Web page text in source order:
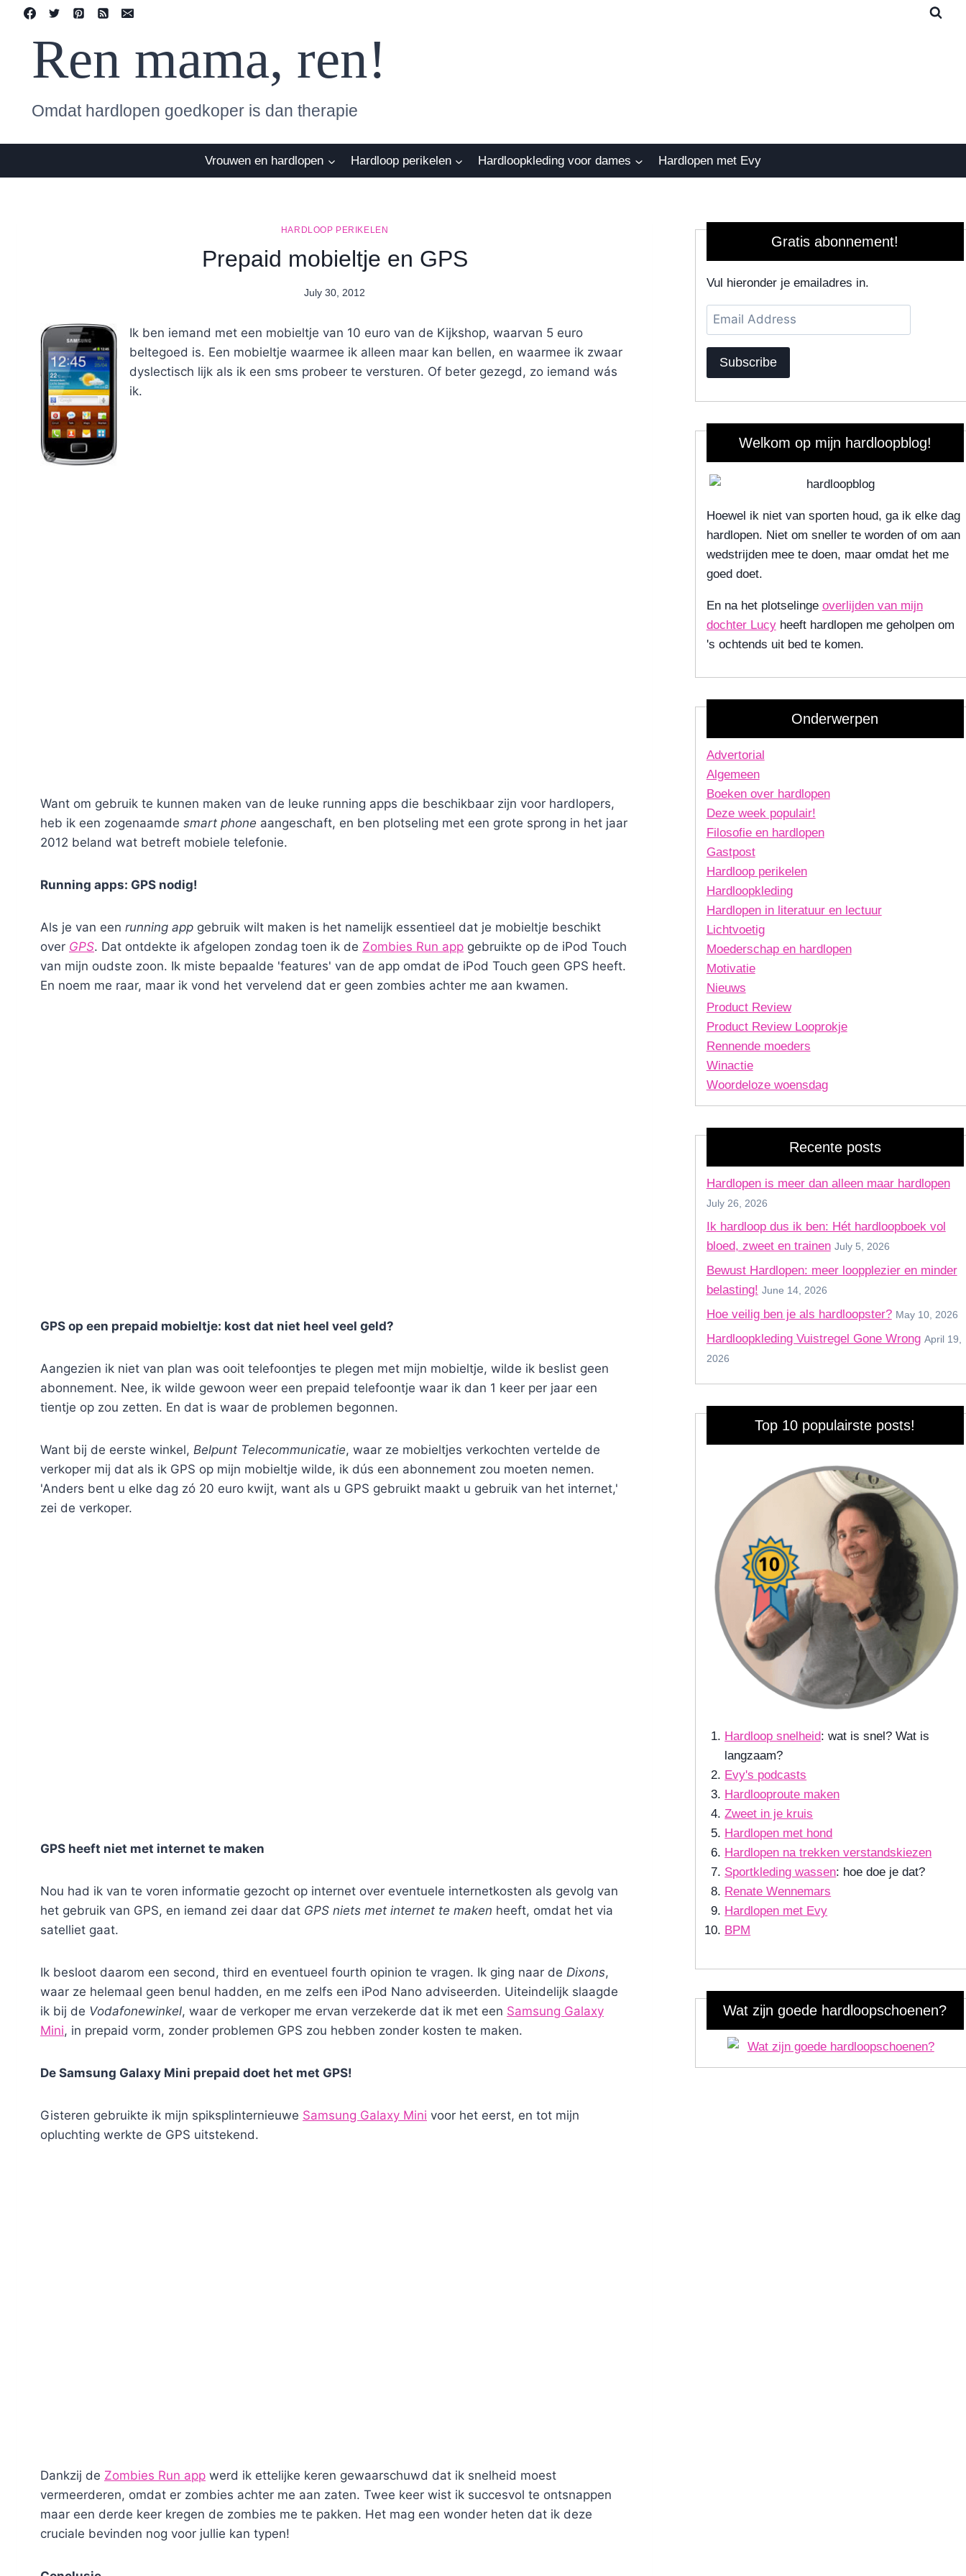
Skip
contentRen mama, ren!
Omdat hardlopen goedkoper is dan therapie
Vrouwen en hardlopen Hardloop perikelen Hardloopkleding voor dames Hardlopen met Evy
HARDLOOP PERIKELEN
Prepaid mobieltje en GPS
By
July 30, 2012
Ik ben iemand met een mobieltje van 10 euro van de Kijkshop, waarvan 5 euro
beltegoed is. Een mobieltje waarmee ik alleen maar kan bellen, en waarmee ik zwaar
dyslectisch lijk als ik een sms probeer te versturen. Of beter gezegd, zo iemand wás
ik.
Want om gebruik te kunnen maken van de leuke running apps die beschikbaar zijn voor hardlopers,
heb ik een zogenaamde smart phone aangeschaft, en ben plotseling met een grote sprong in het jaar
2012 beland wat betreft mobiele telefonie.
Running apps: GPS nodig!
Als je van een running app gebruik wilt maken is het namelijk essentieel dat je mobieltje beschikt
over GPS. Dat ontdekte ik afgelopen zondag toen ik de Zombies Run app gebruikte op de iPod Touch
van mijn oudste zoon. Ik miste bepaalde 'features' van de app omdat de iPod Touch geen GPS heeft.
En noem me raar, maar ik vond het vervelend dat er geen zombies achter me aan kwamen.
GPS op een prepaid mobieltje: kost dat niet heel veel geld?
Aangezien ik niet van plan was ooit telefoontjes te plegen met mijn mobieltje, wilde ik beslist geen
abonnement. Nee, ik wilde gewoon weer een prepaid telefoontje waar ik dan 1 keer per jaar een
tientje op zou zetten. En dat is waar de problemen begonnen.
Want bij de eerste winkel, Belpunt Telecommunicatie, waar ze mobieltjes verkochten vertelde de
verkoper mij dat als ik GPS op mijn mobieltje wilde, ik dús een abonnement zou moeten nemen.
'Anders bent u elke dag zó 20 euro kwijt, want als u GPS gebruikt maakt u gebruik van het internet,'
zei de verkoper.
GPS heeft niet met internet te maken
Nou had ik van te voren informatie gezocht op internet over eventuele internetkosten als gevolg van
het gebruik van GPS, en iemand zei daar dat GPS niets met internet te maken heeft, omdat het via
satelliet gaat.
Ik besloot daarom een second, third en eventueel fourth opinion te vragen. Ik ging naar de Dixons,
waar ze helemaal geen benul hadden, en me zelfs een iPod Nano adviseerden. Uiteindelijk slaagde
ik bij de Vodafonewinkel, waar de verkoper me ervan verzekerde dat ik met een Samsung Galaxy
Mini, in prepaid vorm, zonder problemen GPS zou hebben zonder kosten te maken.
De Samsung Galaxy Mini prepaid doet het met GPS!
Gisteren gebruikte ik mijn spiksplinternieuwe Samsung Galaxy Mini voor het eerst, en tot mijn
opluchting werkte de GPS uitstekend.
Dankzij de Zombies Run app werd ik ettelijke keren gewaarschuwd dat ik snelheid moest
vermeerderen, omdat er zombies achter me aan zaten. Twee keer wist ik succesvol te ontsnappen
maar een derde keer kregen de zombies me te pakken. Het mag een wonder heten dat ik deze
cruciale bevinden nog voor jullie kan typen!
Gratis abonnement!
Vul hieronder je emailadres in.
Email
Address
Subscribe
Welkom op mijn hardloopblog!
Hoewel ik niet van sporten houd, ga ik elke dag
hardlopen. Niet om sneller te worden of om aan
wedstrijden mee te doen, maar omdat het me
goed doet.
En na het plotselinge overlijden van mijn
dochter Lucyheeft hardlopen me geholpen om
's ochtends uit bed te komen.
Onderwerpen
Advertorial
Algemeen
Boeken over hardlopen
Deze week populair!
Filosofie en hardlopen
Gastpost
Hardloop perikelen
Hardloopkleding
Hardlopen in literatuur en lectuur
Lichtvoetig
Moederschap en hardlopen
Motivatie
Nieuws
Product Review
Product Review Looprokje
Rennende moeders
Winactie
Woordeloze woensdag
Recente posts
Hardlopen is meer dan alleen maar hardlopen
July 26, 2026
Ik hardloop dus ik ben: Hét hardloopboek vol
bloed, zweet en trainen July 5, 2026
Bewust Hardlopen: meer loopplezier en minder
belasting! June 14, 2026
Hoe veilig ben je als hardloopster? May 10, 2026
Hardloopkleding Vuistregel Gone Wrong April 19,
2026
Top 10 populairste posts!
Hardloop snelheid: wat is snel? Wat is
langzaam?
Evy's podcasts
Hardlooproute maken
Zweet in je kruis
Hardlopen met hond
Hardlopen na trekken verstandskiezen
Sportkleding wassen: hoe doe je dat?
Renate Wennemars
Hardlopen met Evy
BPM
Wat zijn goede hardloopschoenen?